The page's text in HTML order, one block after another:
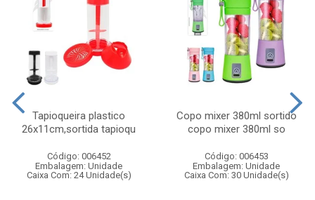
Tapioqueira plastico
26x11cm,sortida tapioqu
Código: 006452
Embalagem: Unidade
Caixa Com: 24 Unidade(s)
Copo mixer 380ml sortido
copo mixer 380ml so
Código: 006453
Embalagem: Unidade
Caixa Com: 30 Unidade(s)